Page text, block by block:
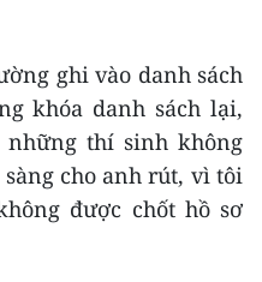
ghi vào danh sách
khóa danh sách lại,
những thí sinh không
cho anh rút, vì tôi
được chốt hồ sơ